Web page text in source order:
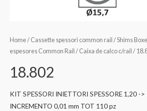
Home/ Cassette spessori common rail / Shims
espesores Common Rail / Caixa de calco c/rail /
18.802
KIT SPESSORI INIETTORI SPESSORE 1,20 ->
INCREMENTO 0,01 mm TOT 110 pz